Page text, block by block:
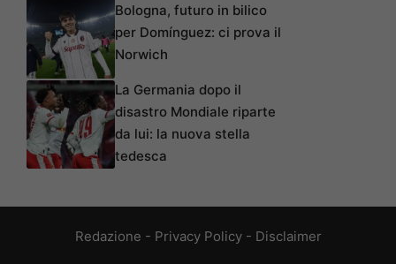
Bologna, futuro in bilico
per Domínguez: ci prova il
Norwich
La Germania dopo il
disastro Mondiale riparte
da lui: la nuova stella
tedesca
Redazione - Privacy Policy- Disclaimer